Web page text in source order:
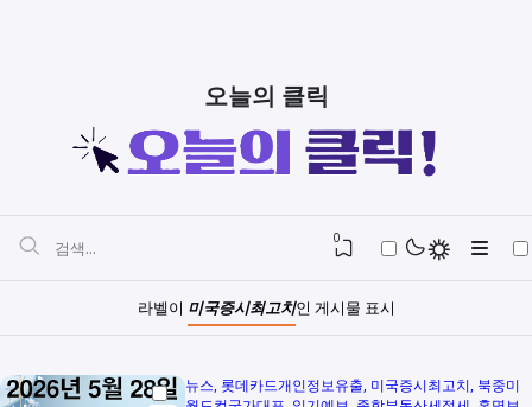
오늘의 클릭
0
라벨이 미국증시최고치인 게시물 표시
뉴스 롯데카드개인정보유출 미국증시최고치 북중미